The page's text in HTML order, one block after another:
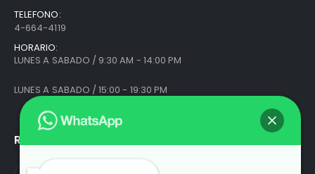
TELEFONO:
4-664-4119
HORARIO:
LUNES A SABADO / 9:30 AM - 14:00 PM
LUNES A SABADO / 15:00 - 19:30 PM
REDES SOCIALES